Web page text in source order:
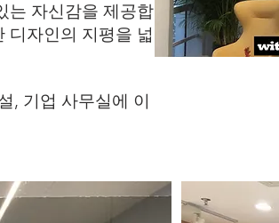
는 자신감을 제공합
디자인의 지평을 넓
, 기업 사무실에 이